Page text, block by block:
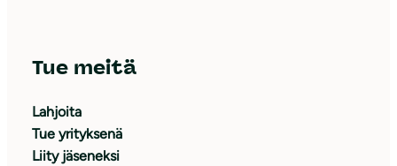
Tue meitä
Lahjoita
Tue yrityksenä
Liity jäseneksi